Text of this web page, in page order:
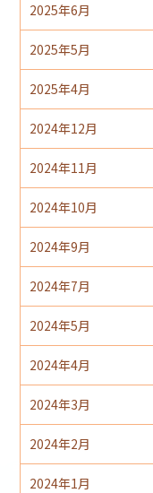
2025年6月
2025年5月
2025年4月
2024年12月
2024年11月
2024年10月
2024年9月
2024年7月
2024年5月
2024年4月
2024年3月
2024年2月
2024年1月